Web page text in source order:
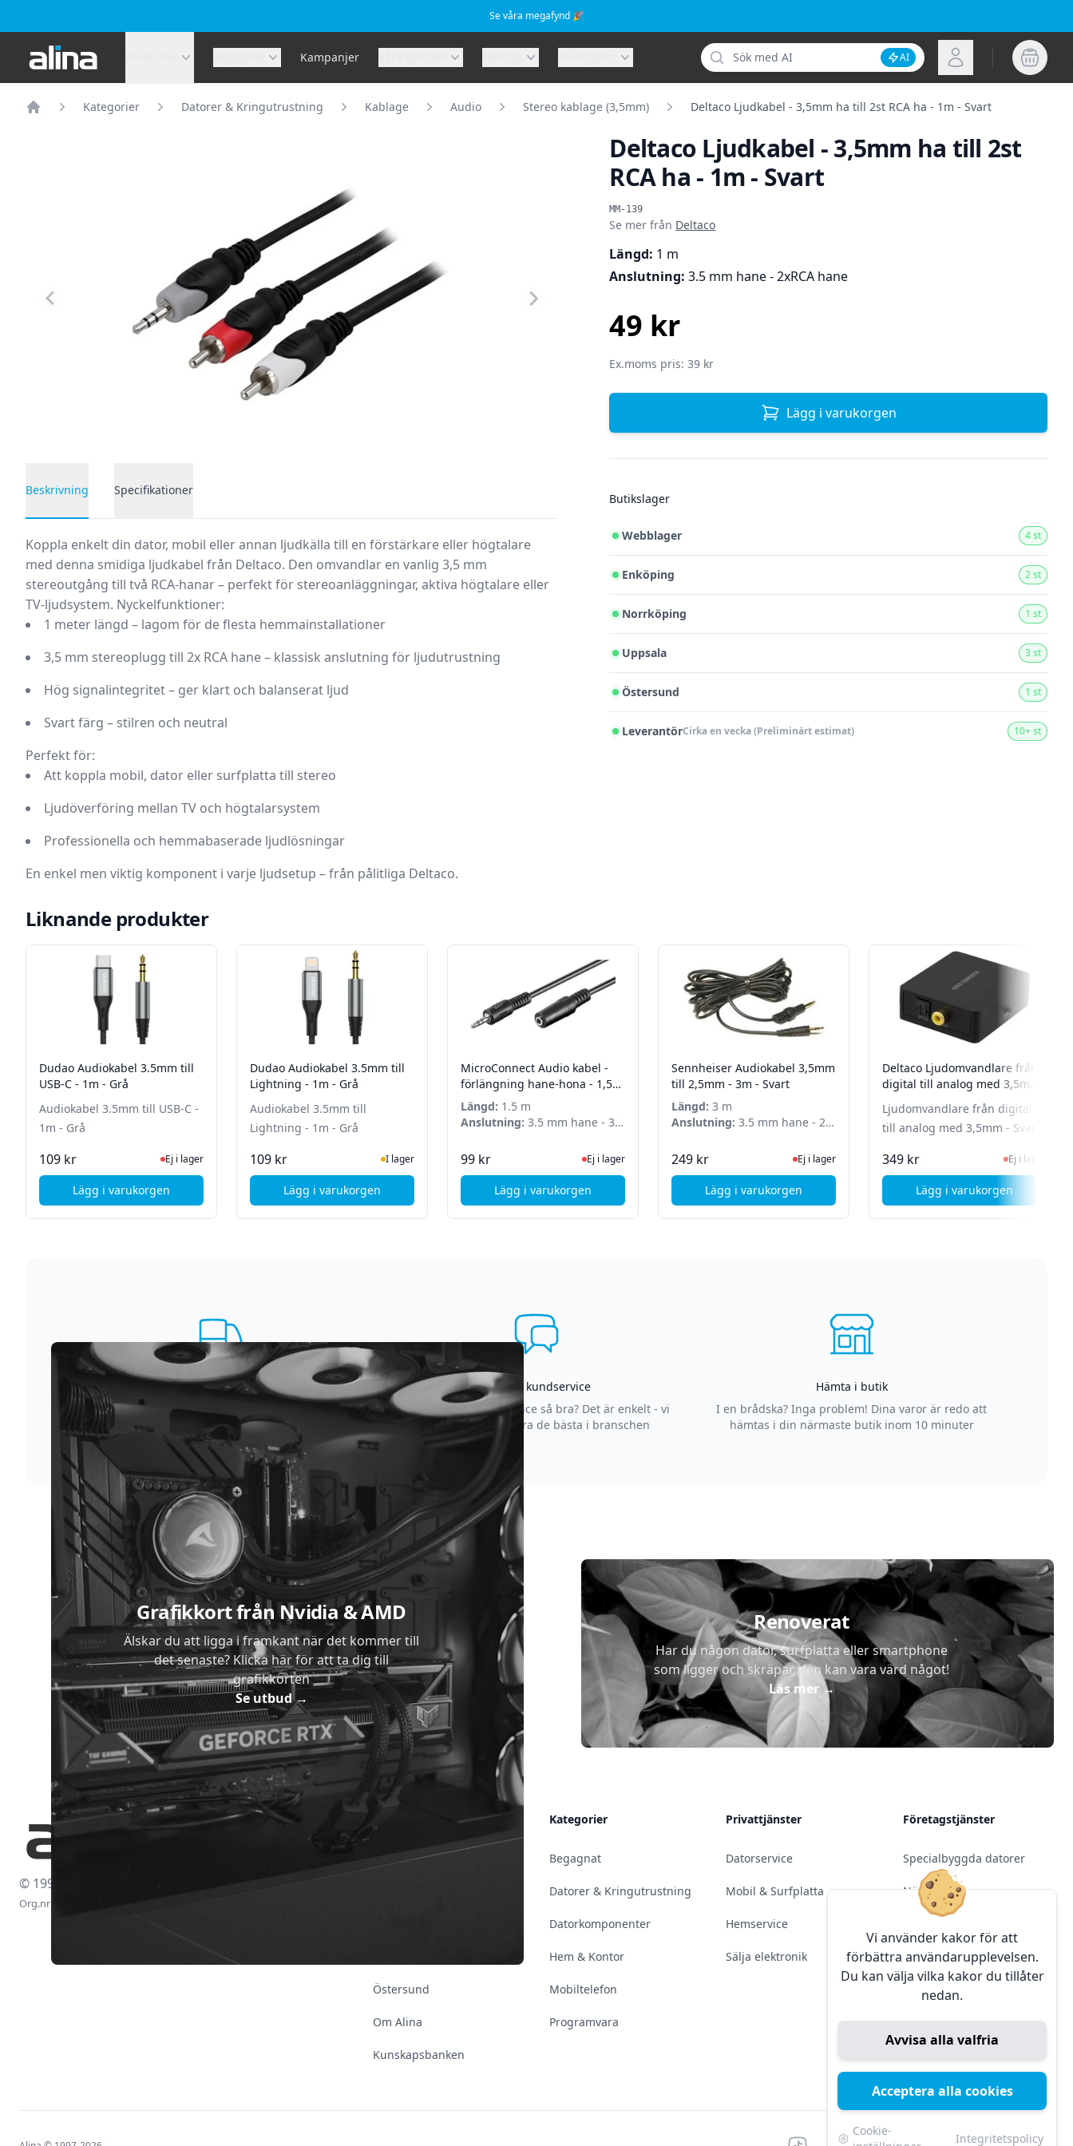
Se våra megafynd 🎉
Alina.se Kampanjer
Sök
Inaktivera AI-sökning
AI Logga in
Kategorier Datorer & Kringutrustning Kablage Audio Stereo kablage (3,5mm) Deltaco Ljudkabel - 3,5mm ha till 2st RCA ha - 1m - Svart
Deltaco Ljudkabel - 3,5mm ha till 2st
RCA ha - 1m - Svart
MM-139
Produktinformation
Se mer från Deltaco
Längd: 1 m
Anslutning: 3.5 mm hane - 2xRCA hane
49 kr
Ex.moms pris: 39 kr
Lägg i varukorgen
Butikslager
Webblager 4 st
Enköping 2 st
Norrköping 1 st
Uppsala 3 st
Östersund 1 st
LeverantörCirka en vecka (Preliminärt estimat) 10+ st
Beskrivning Specifikationer
Koppla enkelt din dator, mobil eller annan ljudkälla till en förstärkare eller högtalare
med denna smidiga ljudkabel från Deltaco. Den omvandlar en vanlig 3,5 mm
stereoutgång till två RCA-hanar – perfekt för stereoanläggningar, aktiva högtalare eller
TV-ljudsystem. Nyckelfunktioner:
1 meter längd – lagom för de flesta hemmainstallationer
3,5 mm stereoplugg till 2x RCA hane– klassisk anslutning för ljudutrustning
Hög signalintegritet– ger klart och balanserat ljud
Svart färg – stilren och neutral
Perfekt för:
Att koppla mobil, dator eller surfplatta till stereo
Ljudöverföring mellan TV och högtalarsystem
Professionella och hemmabaserade ljudlösningar
En enkel men viktig komponent i varje ljudsetup – från pålitliga Deltaco.
Liknande produkter
Dudao Audiokabel 3.5mm till
USB-C - 1m - Grå
Audiokabel 3.5mm till USB-C -
1m - Grå
109 kr Ej i lager, besök produktsidan för senaste status
Ej i lager
Lägg i varukorgen , Dudao Audiokabel 3.5mm till USB-C - 1m - Grå
Dudao Audiokabel 3.5mm till
Lightning - 1m - Grå
Audiokabel 3.5mm till
Lightning - 1m - Grå
109 kr I lager
Lägg i varukorgen, Dudao Audiokabel 3.5mm till Lightning - 1m - Grå
MicroConnect Audio kabel -
förlängning hane-hona - 1,5m
- Svart
Längd: 1.5 m
Anslutning: 3.5 mm hane - 3.5
99 kr Ej i lager, besök produktsidan för senaste status
Ej i lager
Lägg i varukorgen, MicroConnect Audio kabel - förlängning hane-hona - 1,5m - Svart
Sennheiser Audiokabel 3,5mm
till 2,5mm - 3m - Svart
Längd: 3 m
Anslutning: 3.5 mm hane - 2.5
249 kr Ej i lager, besök produktsidan för senaste status
Ej i lager
Lägg i varukorgen, Sennheiser Audiokabel 3,5mm till 2,5mm - 3m - Svart
Deltaco Ljudomvandlare från
digital till analog med 3,5mm
Ljudomvandlare från digital
till analog med 3,5mm - Svart
349 kr Ej i lager, besök
Ej i lager
Lägg i varukorgen
, Deltaco
Supersnabb leverans
Vi förstår att du inte vill vänta. Därför packar och
skickar vi dina varor med blixtens hastighet
Asgrym kundservice
Varför är vår kundservice så bra? Det är enkelt - vi
strävar efter att vara de bästa i branschen
Hämta i butik
I en brådska? Inga problem! Dina varor är redo att
hämtas i din närmaste butik inom 10 minuter
Vi använder kakor för att
förbättra användarupplevelsen.
Du kan välja vilka kakor du tillåter
nedan.
Avvisa alla valfria
Acceptera alla cookies
Cookie-
Integritetspolicy
Grafikkort från Nvidia & AMD
Älskar du att ligga i framkant när det kommer till
det senaste? Klicka här för att ta dig till
grafikkorten
Se utbud→
Renoverat
Har du någon dator, surfplatta eller smartphone
som ligger och skräpar, den kan vara värd något!
Läs mer→
© 1997-2026
Org.nr: 556438-4260
Kontakt & Öppettider
Östersund
Om Alina
Kunskapsbanken
Kategorier
Begagnat
Datorer & Kringutrustning
Datorkomponenter
Hem & Kontor
Mobiltelefon
Programvara
Privattjänster
Datorservice
Mobil & Surfplatta
Hemservice
Sälja elektronik
Företagstjänster
Specialbyggda datorer
Nätverk
Programvara
Server & Backup
Konferens & Public Display
Sälja elektronik